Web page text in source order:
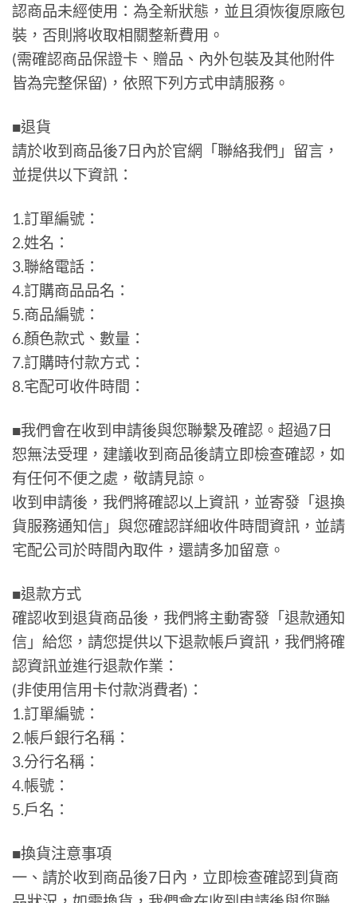
認商品未經使用：為全新狀態，並且須恢復原廠包
裝，否則將收取相關整新費用。
(需確認商品保證卡、贈品、內外包裝及其他附件
皆為完整保留)，依照下列方式申請服務。
■退貨
請於收到商品後7日內於官網「聯絡我們」留言，
並提供以下資訊：
1.訂單編號：
2.姓名：
3.聯絡電話：
4.訂購商品品名：
5.商品編號：
6.顏色款式、數量：
7.訂購時付款方式：
8.宅配可收件時間：
■我們會在收到申請後與您聯繫及確認。超過7日
恕無法受理，建議收到商品後請立即檢查確認，如
有任何不便之處，敬請見諒。
收到申請後，我們將確認以上資訊，並寄發「退換
貨服務通知信」與您確認詳細收件時間資訊，並請
宅配公司於時間內取件，還請多加留意。
■退款方式
確認收到退貨商品後，我們將主動寄發「退款通知
信」給您，請您提供以下退款帳戶資訊，我們將確
認資訊並進行退款作業：
(非使用信用卡付款消費者)：
1.訂單編號：
2.帳戶銀行名稱：
3.分行名稱：
4.帳號：
5.戶名：
■換貨注意事項
一、請於收到商品後7日內，立即檢查確認到貨商